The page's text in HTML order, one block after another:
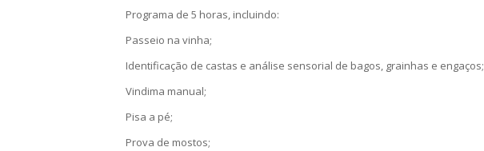
Programa de 5 horas, incluindo:
Passeio na vinha;
Identificação de castas e análise sensorial de bagos, grainhas e engaços;
Vindima manual;
Pisa a pé;
Prova de mostos;